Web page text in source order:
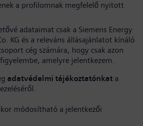
a profilomnak megfelelő nyitott
adataimat csak a Siemens Energy
KG és a releváns állásajánlatot kínáló
cég számára, hogy csak azon
amelyre jelentkezem.
adatvédelmi tájékoztatónkat a
módosítható a jelentkezői